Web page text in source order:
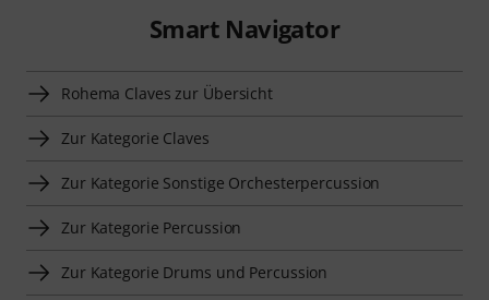
Smart Navigator
Rohema Claves zur Übersicht
Zur Kategorie Claves
Zur Kategorie Sonstige Orchesterpercussion
Zur Kategorie Percussion
Zur Kategorie Drums und Percussion